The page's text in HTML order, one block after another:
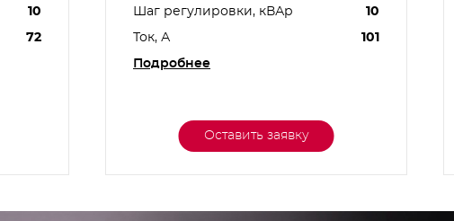
10
72
Шаг регулировки, кВАр 10
Ток, А 101
Подробнее
Оставить заявку